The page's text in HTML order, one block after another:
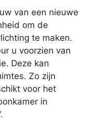
van een nieuwe
om de
te maken.
u voorzien van
Deze kan
Zo zijn
voor het
in